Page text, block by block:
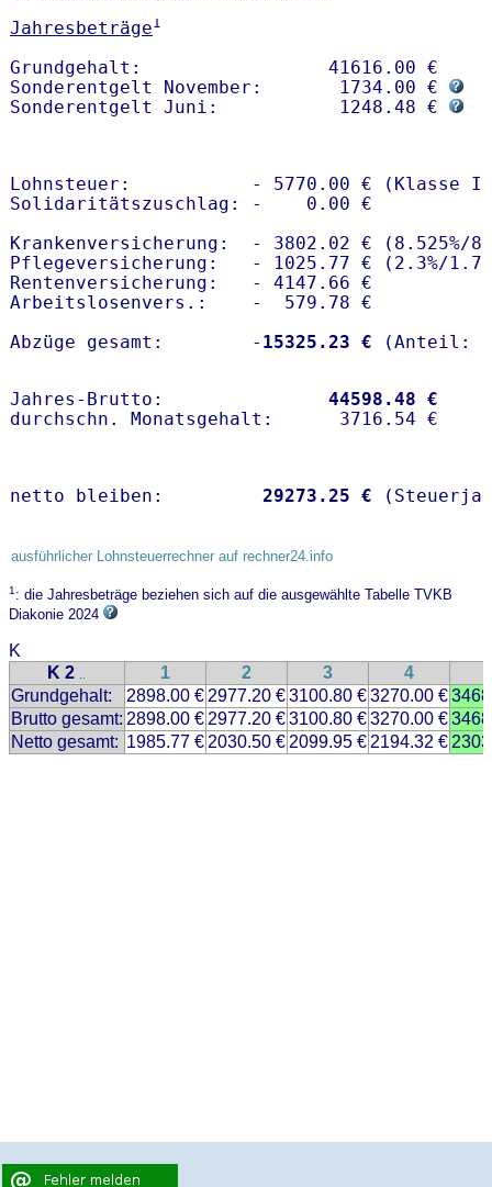
Jahresbeträge1
Grundgehalt:                 41616.00 €
Sonderentgelt November:       1734.00 €
Sonderentgelt Juni:           1248.48 €
Lohnsteuer:           - 5770.00 € (Klasse I)
Solidaritätszuschlag: -    0.00 €
Krankenversicherung:  - 3802.02 € (8.525%/
Pflegeversicherung:   - 1025.77 € (2.3%/
Rentenversicherung:   - 4147.66 €
Arbeitslosenvers.:    -  579.78 €
Abzüge gesamt:        - 15325.23 €
Jahres-Brutto: 44598.48 €
netto bleiben: 29273.25 €
ausführlicher Lohnsteuerrechner auf rechner24.info
1: die Jahresbeträge beziehen sich auf die ausgewählte Tabelle TVKB
Diakonie 2024
K
K 2 .. 1 2 3 4
Grundgehalt:
2898.00 € 2977.20 €3100.80 €3270.00 €
Brutto gesamt: 2898.00 € 2977.20 €3100.80 €3270.00 €
Netto gesamt: 1985.77 € 2030.50 € 2099.95 € 2194.32 €